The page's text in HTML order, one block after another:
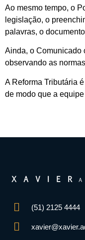
Ao mesmo tempo, o
legislação, o
palavras, o
Ainda, o Comunicado
observando as
A Reforma Tributária
de modo que a
(51) 2125 4444